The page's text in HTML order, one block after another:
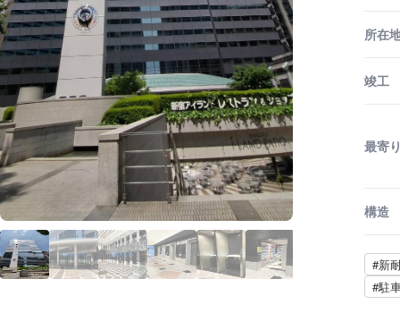
所在
竣工
最寄
構造
#新
#駐